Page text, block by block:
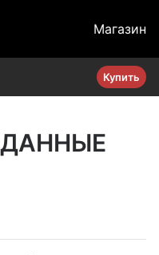
Магазин
Купить